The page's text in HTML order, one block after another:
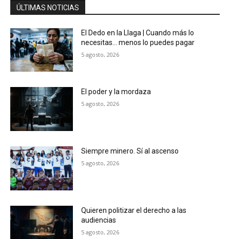
ÚLTIMAS NOTICIAS
El Dedo en la Llaga | Cuando más lo
necesitas… menos lo puedes pagar
5 agosto, 2026
El poder y la mordaza
5 agosto, 2026
Siempre minero. Sí al ascenso
5 agosto, 2026
Quieren politizar el derecho a las
audiencias
5 agosto, 2026